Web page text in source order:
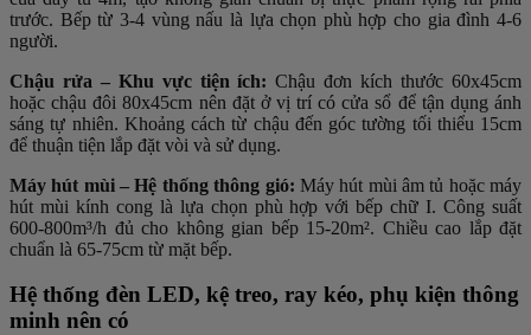
trước. Bếp từ 3-4 vùng nấu là lựa chọn phù hợp cho gia đình 4-6
người.
Chậu rửa – Khu vực tiện ích: Chậu đơn kích thước 60x45cm
hoặc chậu đôi 80x45cm nên đặt ở vị trí có cửa sổ để tận dụng ánh
sáng tự nhiên. Khoảng cách từ chậu đến góc tường tối thiểu 15cm
để thuận tiện lắp đặt vòi và sử dụng.
Máy hút mùi – Hệ thống thông gió: Máy hút mùi âm tủ hoặc máy
hút mùi kính cong là lựa chọn phù hợp với bếp chữ I. Công suất
600-800m³/h đủ cho không gian bếp 15-20m². Chiều cao lắp đặt
chuẩn là 65-75cm từ mặt bếp.
Hệ thống đèn LED, kệ treo, ray kéo, phụ kiện thông
minh nên có